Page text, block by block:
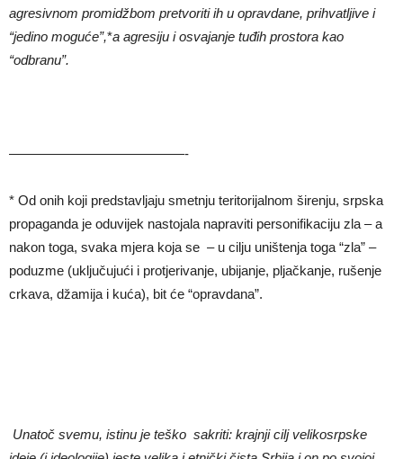
agresivnom promidžbom pretvoriti ih u opravdane, prihvatljive i
“jedino moguće”,*a agresiju i osvajanje tuđih prostora kao
“odbranu”.
—————————————-
* Od onih koji predstavljaju smetnju teritorijalnom širenju, srpska
propaganda je oduvijek nastojala napraviti personifikaciju zla – a
nakon toga, svaka mjera koja se – u cilju uništenja toga “zla” –
poduzme (uključujući i protjerivanje, ubijanje, pljačkanje, rušenje
crkava, džamija i kuća), bit će “opravdana”.
Unatoč svemu, istinu je teško sakriti: krajnji cilj velikosrpske